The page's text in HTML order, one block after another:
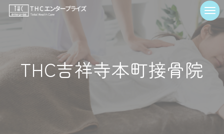
THC吉祥寺本町接骨院